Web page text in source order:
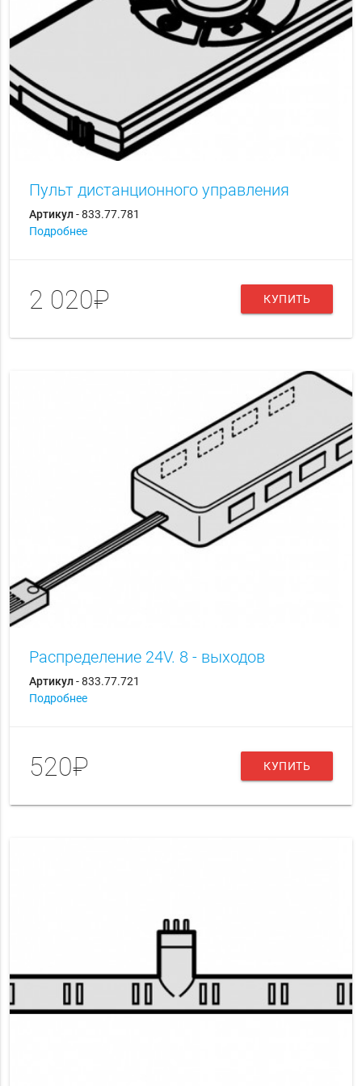
Пульт дистанционного управления
Артикул- 833.77.781
Подробнее
2 020₽ КУПИТЬ
Распределение 24V. 8 - выходов
Артикул- 833.77.721
Подробнее
520₽ КУПИТЬ